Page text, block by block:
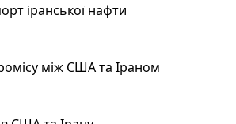
іранської нафти
між США та Іраном